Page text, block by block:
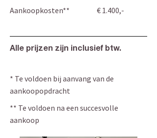
Aankoopkosten**
€ 1.400,-
Alle prijzen zijn inclusief btw.
* Te voldoen bij aanvang van de
aankoopopdracht
** Te voldoen na een succesvolle
aankoop